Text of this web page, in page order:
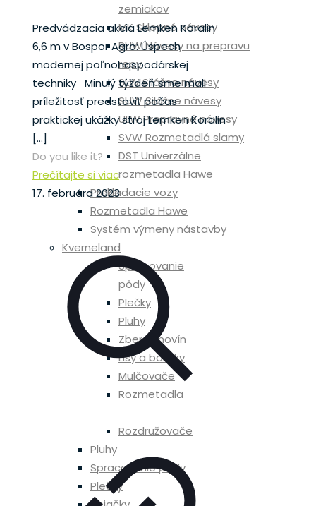
zemiakov
MK Sklopné návesy
RUW Návesy na prepravu
repy
SLW Silážne návesy
SUW Silážne návesy
ULW Prepravné návesy
SVW Rozmetadlá slamy
DST Univerzálne
rozmetadla Hawe
Prekladacie vozy
Rozmetadla Hawe
Systém výmeny nástavby
Kverneland
Spracovanie
pôdy
Plečky
Pluhy
Zber krmovín
Lisy a balíčky
Mulčovače
Rozmetadla
Rozdružovače
Pluhy
Spracovanie pôdy
Plečky
Predvádzacia akcia Lemken Koralin
6,6 m v Bospor Agro: Úspech
modernej poľnohospodárskej
techniky Minulý týždeň sme mali
príležitosť predstaviť počas
praktickej ukážky stroj Lemken Koralin
[…]
Do you like it?
Prečítajte si viac
17. februára 2023